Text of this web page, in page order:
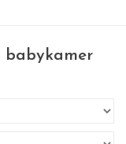
babykamer